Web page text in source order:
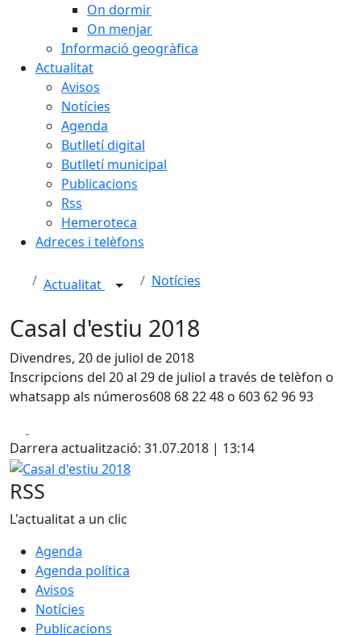
On dormir
On menjar
Informació geogràfica
Actualitat
Avisos
Notícies
Agenda
Butlletí digital
Butlletí municipal
Publicacions
Rss
Hemeroteca
Adreces i telèfons
Actualitat Notícies
Casal d'estiu 2018
Divendres, 20 de juliol de 2018
Inscripcions del 20 al 29 de juliol a través de telèfon o
whatsapp als números608 68 22 48 o 603 62 96 93
Darrera actualització: 31.07.2018 | 13:14
Casal d'estiu 2018
RSS
L'actualitat a un clic
Agenda
Agenda política
Avisos
Notícies
Publicacions